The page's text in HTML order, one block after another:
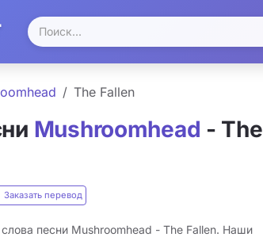
The Fallen
Mushroomhead - The
Заказать перевод
песни Mushroomhead - The Fallen. Наши